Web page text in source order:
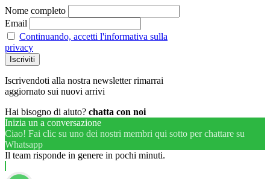
Nome completo
Email
Continuando, accetti l'informativa sulla
privacy
Iscrivendoti alla nostra newsletter rimarrai
aggiornato sui nuovi arrivi
Hai bisogno di aiuto? chatta con noi
Inizia un a conversazione
Ciao! Fai clic su uno dei nostri membri qui sotto per chattare su
Whatsapp
Il team risponde in genere in pochi minuti.